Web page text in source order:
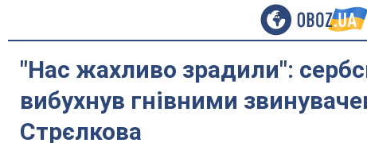
"Нас жахливо зрадили":
вибухнув гнівними
Стрєлкова